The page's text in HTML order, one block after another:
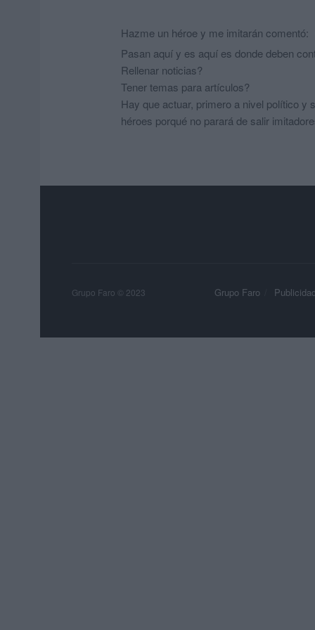
Hazme un héroe y me imitarán comentó:
Pasan aquí y es aquí es donde deben
Rellenar noticias?
Tener temas para artículos?
Hay que actuar, primero a nivel político y
héroes porqué no parará de salir
Grupo Faro Publicidad
Grupo Faro © 2023